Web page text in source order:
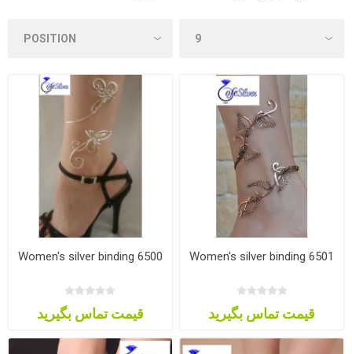
Women's silver binding 6500
قیمت تماس بگیرید
Women's silver binding 6501
قیمت تماس بگیرید